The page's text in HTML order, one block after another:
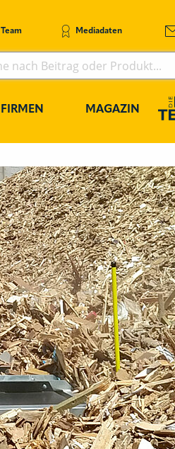
Team Mediadaten
FIRMEN MAGAZIN